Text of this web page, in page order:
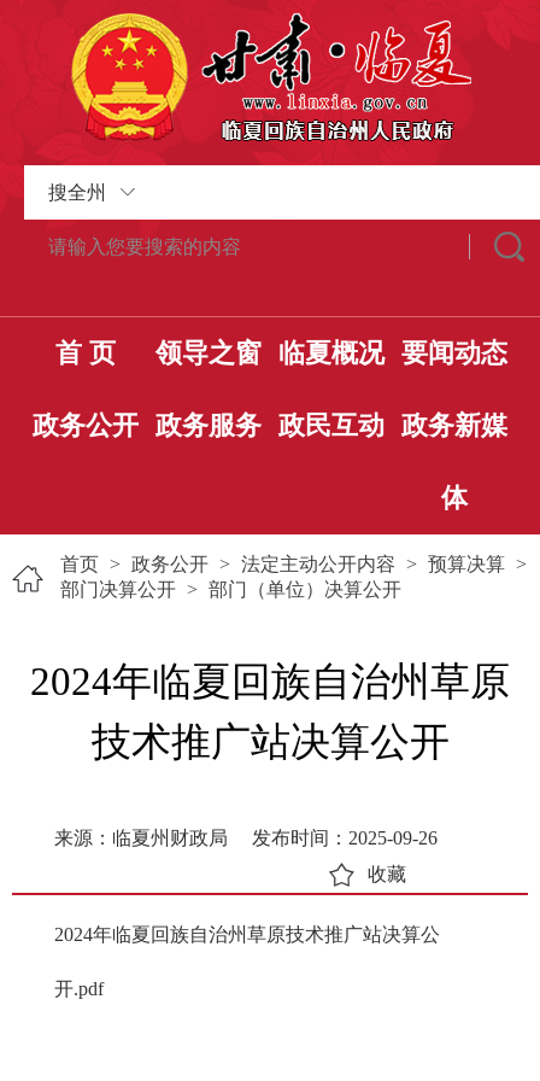
搜全州
首 页 领导之窗 临夏概况 要闻动态
政务公开 政务服务 政民互动 政务新媒
体
首页 > 政务公开 > 法定主动公开内容 > 预算决算 >
部门决算公开 > 部门（单位）决算公开
2024年临夏回族自治州草原
技术推广站决算公开
来源：临夏州财政局
发布时间：2025-09-26
收藏
2024年临夏回族自治州草原技术推广站决算公
开.pdf